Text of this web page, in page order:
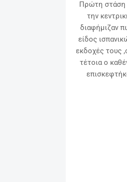
Πρώτη στάση
την
διαφήμιζαν
είδος
εκδοχές τους
τέτοια ο